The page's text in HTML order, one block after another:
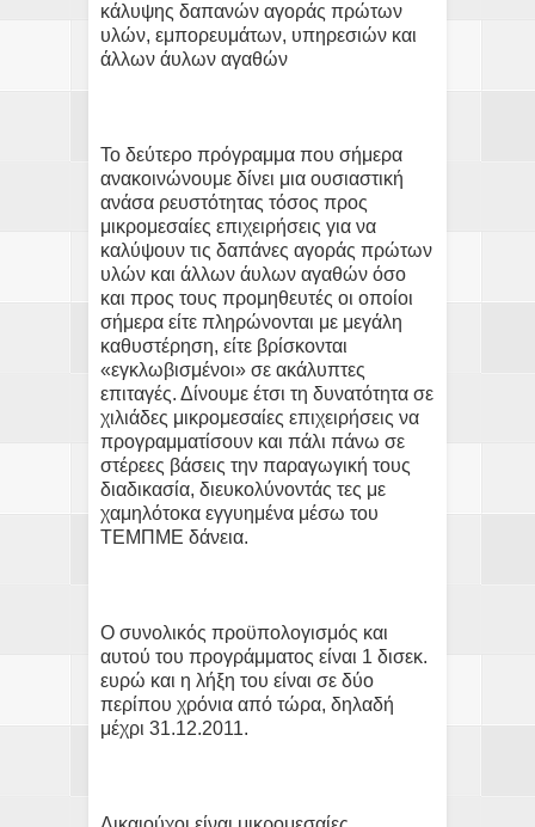
κάλυψης δαπανών αγοράς πρώτων
υλών, εμπορευμάτων, υπηρεσιών και
άλλων άυλων αγαθών
Το δεύτερο πρόγραμμα που σήμερα
ανακοινώνουμε δίνει μια ουσιαστική
ανάσα ρευστότητας τόσος προς
μικρομεσαίες επιχειρήσεις για να
καλύψουν τις δαπάνες αγοράς πρώτων
υλών και άλλων άυλων αγαθών όσο
και προς τους προμηθευτές οι οποίοι
σήμερα είτε πληρώνονται με μεγάλη
καθυστέρηση, είτε βρίσκονται
«εγκλωβισμένοι» σε ακάλυπτες
επιταγές. Δίνουμε έτσι τη δυνατότητα σε
χιλιάδες μικρομεσαίες επιχειρήσεις να
προγραμματίσουν και πάλι πάνω σε
στέρεες βάσεις την παραγωγική τους
διαδικασία, διευκολύνοντάς τες με
χαμηλότοκα εγγυημένα μέσω του
ΤΕΜΠΜΕ δάνεια.
Ο συνολικός προϋπολογισμός και
αυτού του προγράμματος είναι 1 δισεκ.
ευρώ και η λήξη του είναι σε δύο
περίπου χρόνια από τώρα, δηλαδή
μέχρι 31.12.2011.